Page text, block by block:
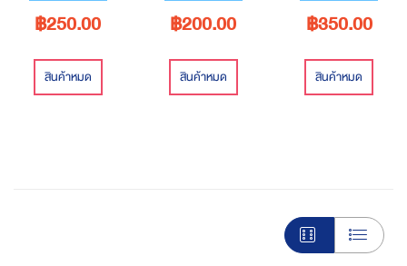
฿250.00
สินค้าหมด
฿200.00
สินค้าหมด
฿350.00
สินค้าหมด